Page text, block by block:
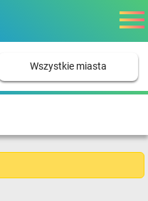
Wszystkie miasta